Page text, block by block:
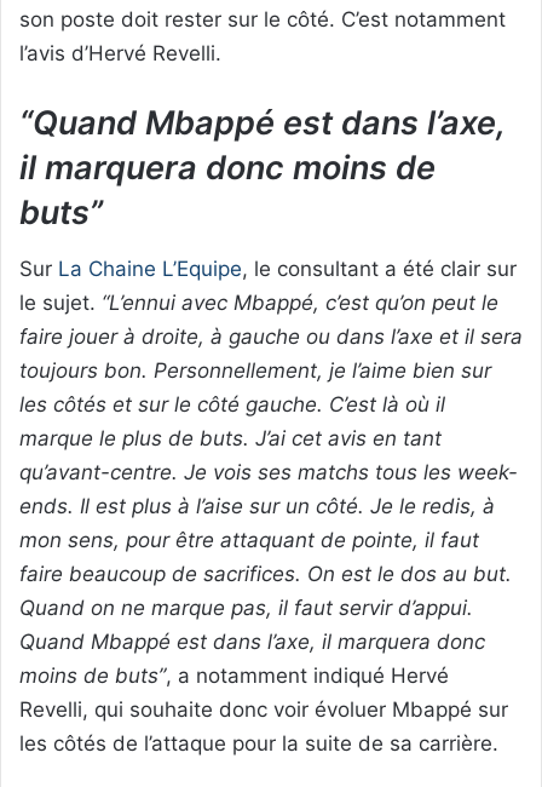
son poste doit rester sur le côté. C’est notamment
l’avis d’Hervé Revelli.
“Quand Mbappé est dans l’axe,
il marquera donc moins de
buts”
Sur La Chaine L’Equipe, le consultant a été clair sur
le sujet. “L’ennui avec Mbappé, c’est qu’on peut le
faire jouer à droite, à gauche ou dans l’axe et il sera
toujours bon. Personnellement, je l’aime bien sur
les côtés et sur le côté gauche. C’est là où il
marque le plus de buts. J’ai cet avis en tant
qu’avant-centre. Je vois ses matchs tous les week-
ends. Il est plus à l’aise sur un côté. Je le redis, à
mon sens, pour être attaquant de pointe, il faut
faire beaucoup de sacrifices. On est le dos au but.
Quand on ne marque pas, il faut servir d’appui.
Quand Mbappé est dans l’axe, il marquera donc
moins de buts”, a notamment indiqué Hervé
Revelli, qui souhaite donc voir évoluer Mbappé sur
les côtés de l’attaque pour la suite de sa carrière.